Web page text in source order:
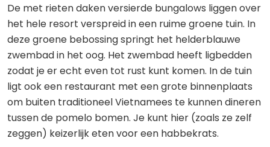
De met rieten daken versierde bungalows liggen over
het hele resort verspreid in een ruime groene tuin. In
deze groene bebossing springt het helderblauwe
zwembad in het oog. Het zwembad heeft ligbedden
zodat je er echt even tot rust kunt komen. In de tuin
ligt ook een restaurant met een grote binnenplaats
om buiten traditioneel Vietnamees te kunnen dineren
tussen de pomelo bomen. Je kunt hier (zoals ze zelf
zeggen) keizerlijk eten voor een habbekrats.